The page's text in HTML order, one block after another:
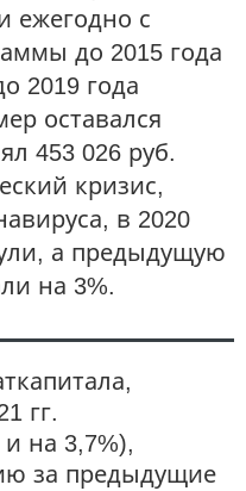
ежегодно с
до 2015 года
2019 года
оставался
453 026 руб.
кризис,
в 2020
а предыдущую
на 3%.
гг.
и на 3,7%),
за предыдущие